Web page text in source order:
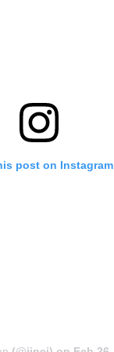
post on Instagram